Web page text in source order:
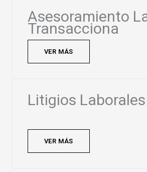
Asesoramiento
Transacciona
VER MÁS
Litigios Laborales
VER MÁS